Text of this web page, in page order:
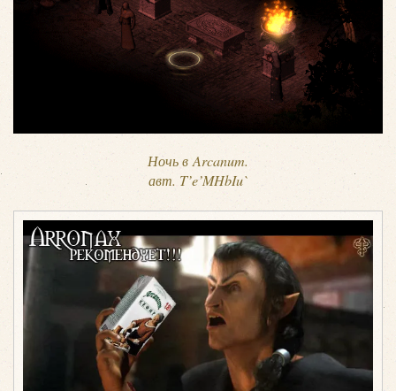
Ночь в Arcanum.
авт. T’e’MHbIu`